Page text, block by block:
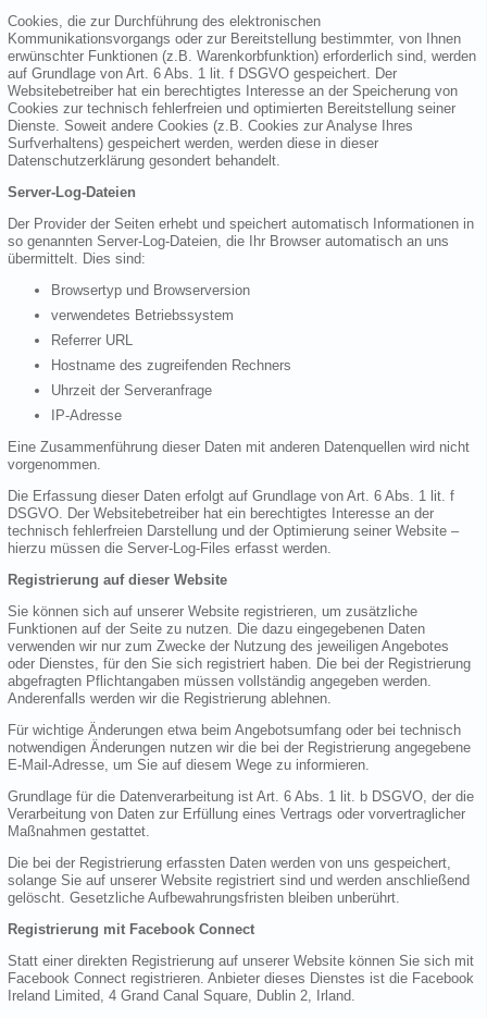
Cookies, die zur Durchführung des elektronischen
Kommunikationsvorgangs oder zur Bereitstellung bestimmter, von Ihnen
erwünschter Funktionen (z.B. Warenkorbfunktion) erforderlich sind, werden
auf Grundlage von Art. 6 Abs. 1 lit. f DSGVO gespeichert. Der
Websitebetreiber hat ein berechtigtes Interesse an der Speicherung von
Cookies zur technisch fehlerfreien und optimierten Bereitstellung seiner
Dienste. Soweit andere Cookies (z.B. Cookies zur Analyse Ihres
Surfverhaltens) gespeichert werden, werden diese in dieser
Datenschutzerklärung gesondert behandelt.
Server-Log-Dateien
Der Provider der Seiten erhebt und speichert automatisch Informationen in
so genannten Server-Log-Dateien, die Ihr Browser automatisch an uns
übermittelt. Dies sind:
Browsertyp und Browserversion
verwendetes Betriebssystem
Referrer URL
Hostname des zugreifenden Rechners
Uhrzeit der Serveranfrage
IP-Adresse
Eine Zusammenführung dieser Daten mit anderen Datenquellen wird nicht
vorgenommen.
Die Erfassung dieser Daten erfolgt auf Grundlage von Art. 6 Abs. 1 lit. f
DSGVO. Der Websitebetreiber hat ein berechtigtes Interesse an der
technisch fehlerfreien Darstellung und der Optimierung seiner Website –
hierzu müssen die Server-Log-Files erfasst werden.
Registrierung auf dieser Website
Sie können sich auf unserer Website registrieren, um zusätzliche
Funktionen auf der Seite zu nutzen. Die dazu eingegebenen Daten
verwenden wir nur zum Zwecke der Nutzung des jeweiligen Angebotes
oder Dienstes, für den Sie sich registriert haben. Die bei der Registrierung
abgefragten Pflichtangaben müssen vollständig angegeben werden.
Anderenfalls werden wir die Registrierung ablehnen.
Für wichtige Änderungen etwa beim Angebotsumfang oder bei technisch
notwendigen Änderungen nutzen wir die bei der Registrierung angegebene
E-Mail-Adresse, um Sie auf diesem Wege zu informieren.
Grundlage für die Datenverarbeitung ist Art. 6 Abs. 1 lit. b DSGVO, der die
Verarbeitung von Daten zur Erfüllung eines Vertrags oder vorvertraglicher
Maßnahmen gestattet.
Die bei der Registrierung erfassten Daten werden von uns gespeichert,
solange Sie auf unserer Website registriert sind und werden anschließend
gelöscht. Gesetzliche Aufbewahrungsfristen bleiben unberührt.
Registrierung mit Facebook Connect
Statt einer direkten Registrierung auf unserer Website können Sie sich mit
Facebook Connect registrieren. Anbieter dieses Dienstes ist die Facebook
Ireland Limited, 4 Grand Canal Square, Dublin 2, Irland.